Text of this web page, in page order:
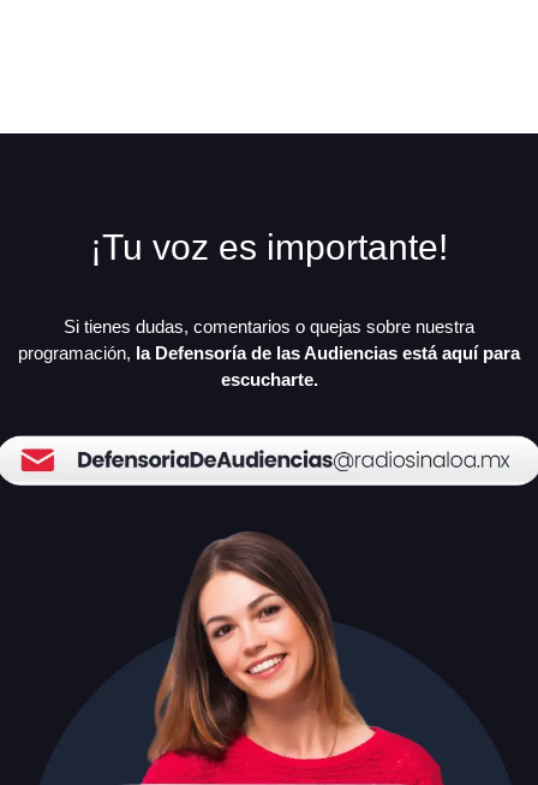
¡Tu voz es importante!
Si tienes dudas, comentarios o quejas sobre nuestra
programación, la Defensoría de las Audiencias está aquí para
escucharte.